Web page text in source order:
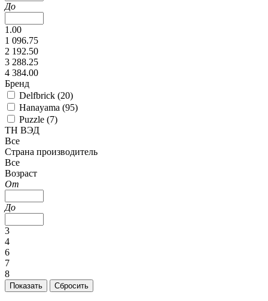
До
1.00
1 096.75
2 192.50
3 288.25
4 384.00
Бренд
Delfbrick (20)
Hanayama (95)
Puzzle (7)
ТН ВЭД
Все
Страна производитель
Все
Возраст
От
До
3
4
6
7
8